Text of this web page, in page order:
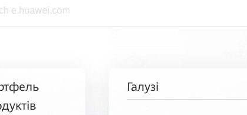
Галузі